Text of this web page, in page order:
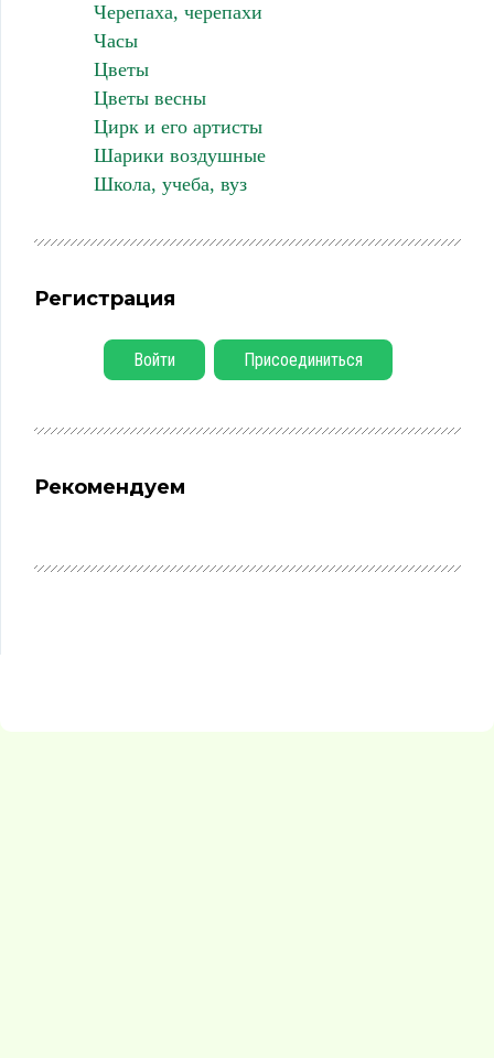
Черепаха, черепахи
Часы
Цветы
Цветы весны
Цирк и его артисты
Шарики воздушные
Школа, учеба, вуз
Регистрация
Войти Присоединиться
Рекомендуем